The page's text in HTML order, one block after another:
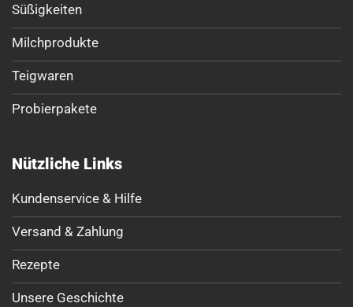
Süßigkeiten
Milchprodukte
Teigwaren
Probierpakete
Nützliche Links
Kundenservice & Hilfe
Versand & Zahlung
Rezepte
Unsere Geschichte